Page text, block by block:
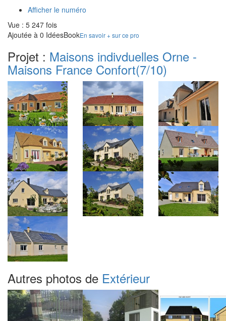
Afficher le numéro
Vue : 5 247 fois
Ajoutée à 0 IdéesBookEn savoir + sur ce pro
Projet : Maisons indivduelles Orne -
Maisons France Confort(7/10)
Autres photos de Extérieur